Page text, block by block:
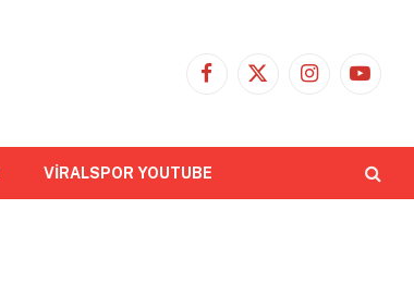
Facebook
X
Instagram
VİRALSPOR YOUTUBE